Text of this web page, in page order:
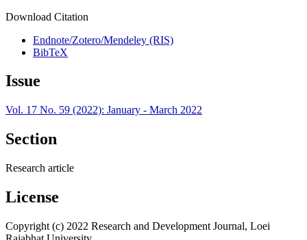
Download Citation
Endnote/Zotero/Mendeley (RIS)
BibTeX
Issue
Vol. 17 No. 59 (2022): January - March 2022
Section
Research article
License
Copyright (c) 2022 Research and Development Journal, Loei